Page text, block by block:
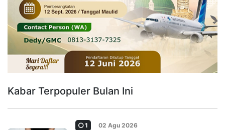
Kabar Terpopuler Bulan Ini
1 02 Agu 2026